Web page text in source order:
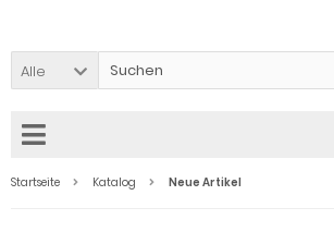
Alle
Startseite Katalog Neue Artikel